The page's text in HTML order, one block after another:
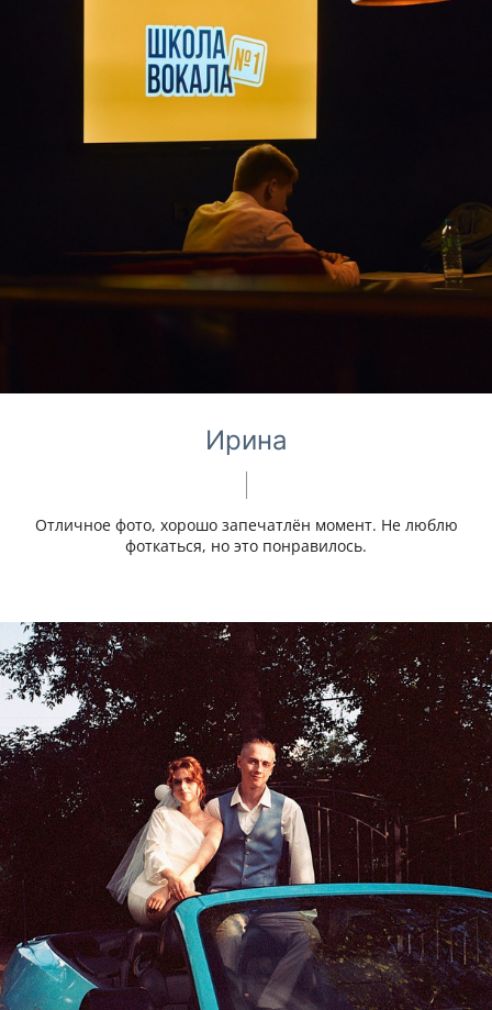
Ирина
Отличное фото, хорошо запечатлён момент. Не люблю
фоткаться, но это понравилось.